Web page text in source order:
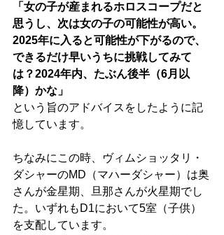
「女の子が産まれるホロスコープだと
思うし、次は女の子の可能性が高い。
2025年に入ると可能性が下がるので、
できるだけ早いうちに挑戦してみて
は？2024年内、たぶん後半（6月以
降）かな」
という旨のアドバイスをしたように記
憶しています。
ちなみにこの時、ヴィムショッタリ・
ダシャーのMD（マハーダシャー）は奥
さんが金星期、旦那さんが火星期でし
た。いずれもD1において5室（子供）
を支配しています。